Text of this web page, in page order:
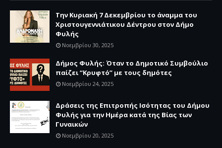
Την Κυριακή 7 Δεκεμβρίου το άναμμα του
Χριστουγεννιάτικου Δέντρου στον Δήμο
Φυλής
Νοεμβρίου 30, 2025
Δήμος Φυλής: Όταν το Δημοτικό Συμβούλιο
παίζει “Κρυφτό” με τους δημότες
Νοεμβρίου 24, 2025
Δράσεις της Επιτροπής Ισότητας του Δήμου
Φυλής για την Ημέρα κατά της Βίας των
Γυναικών
Νοεμβρίου 20, 2025